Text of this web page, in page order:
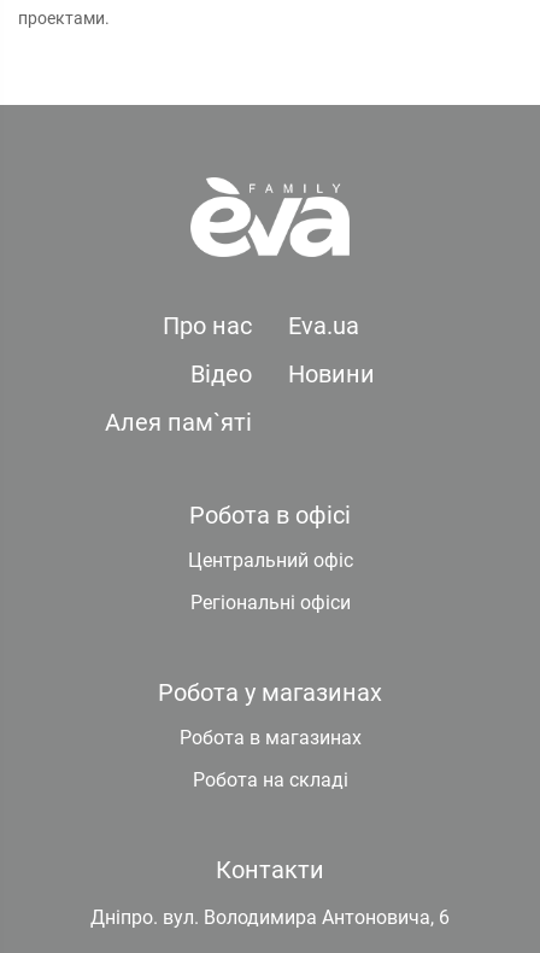
проектами.
Про нас
Eva.ua
Відео
Новини
Алея пам`яті
Робота в офісі
Центральний офіс
Регіональні офіси
Робота у магазинах
Робота в магазинах
Робота на складі
Контакти
Дніпро. вул. Володимира Антоновича, 6